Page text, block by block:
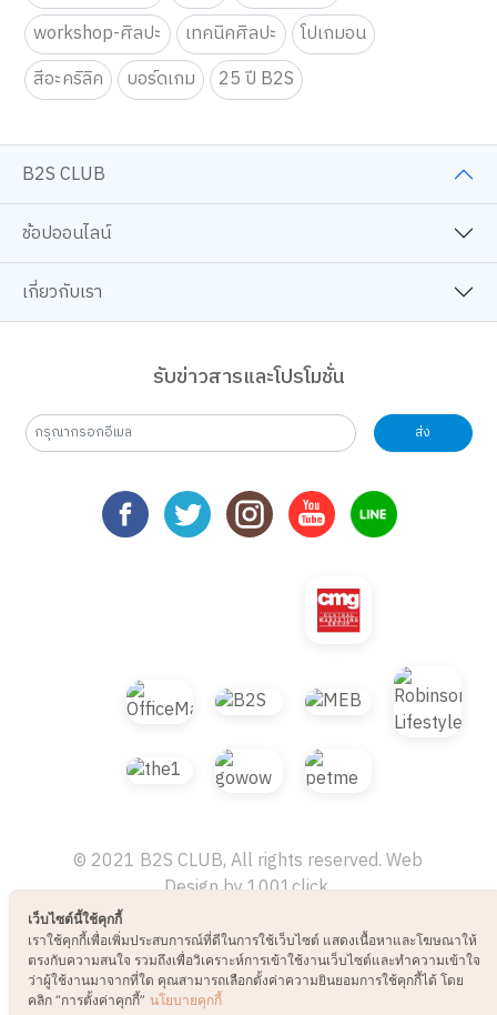
workshop-ศิลปะ
เทคนิคศิลปะ
โปเกมอน
สีอะคริลิค
บอร์ดเกม 25 ปี B2S
B2S CLUB
ช้อปออนไลน์
เกี่ยวกับเรา
รับข่าวสารและโปรโมชั่น
ส่ง
© 2021 B2S CLUB, All rights reserved. Web
Design by1001click.
เว็บไซต์นี้ใช้คุกกี้
เราใช้คุกกี้เพื่อเพิ่มประสบการณ์ที่ดีในการใช้เว็บไซต์ แสดงเนื้อหาและโฆษณาให้
ตรงกับความสนใจ รวมถึงเพื่อวิเคราะห์การเข้าใช้งานเว็บไซต์และทำความเข้าใจ
ว่าผู้ใช้งานมาจากที่ใด คุณสามารถเลือกตั้งค่าความยินยอมการใช้คุกกี้ได้ โดย
คลิก “การตั้งค่าคุกกี้” นโยบายคุกกี้